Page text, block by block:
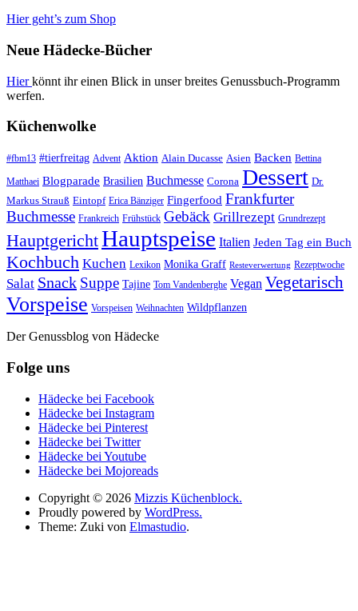
Hier geht’s zum Shop
Neue Hädecke-Bücher
Hierkönnt ihr einen Blick in unser breites Genussbuch-Programm
werfen.
Küchenwolke
#fbm13 #tierfreitag Advent Aktion Alain Ducasse Asien Backen Bettina
Matthaei Blogparade Brasilien Buchmesse Corona Dessert Dr.
Markus Strauß Eintopf Erica Bänziger Fingerfood Frankfurter
Buchmesse Frankreich Frühstück Gebäck Grillrezept Grundrezept
HauptgerichtHauptspeise Italien Jeden Tag ein Buch
Kochbuch Kuchen Lexikon Monika Graff Resteverwertung Rezeptwoche
Salat Snack Suppe Tajine Tom Vandenberghe Vegan Vegetarisch
Vorspeise Vorspeisen Weihnachten Wildpflanzen
Der Genussblog von Hädecke
Folge uns
Hädecke bei Facebook
Hädecke bei Instagram
Hädecke bei Pinterest
Hädecke bei Twitter
Hädecke bei Youtube
Hädecke bei Mojoreads
Copyright © 2026 Mizzis Küchenblock.
Proudly powered by WordPress.
Theme: Zuki von Elmastudio.